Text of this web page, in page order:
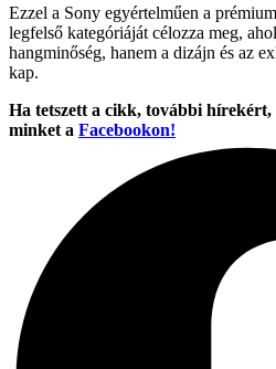
Ezzel a Sony egyértelműen a
legfelső kategóriáját célozza meg,
hangminőség, hanem a dizájn és az
kap.
Ha tetszett a cikk, további hírekért,
minket a Facebookon!